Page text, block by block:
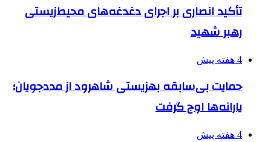
تأکید انصاری بر اجرای دغدغه‌های محیط‌زیستی
رهبر شهید
4 هفته پیش
حمایت بی‌سابقه بهزیستی شاهرود از مددجویان؛
یارانه‌ها اوج گرفت
4 هفته پیش